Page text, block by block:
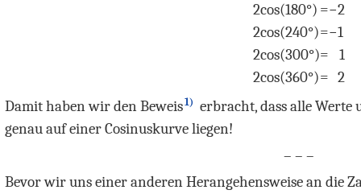
2cos(180°) =−2
2cos(240°)=−1
2cos(300°)=
1
2cos(360°)= 2
Damit haben wir den Beweis1) erbracht, dass alle
genau auf einer Cosinuskurve liegen!
– – –
Bevor wir uns einer anderen Herangehensweise an die